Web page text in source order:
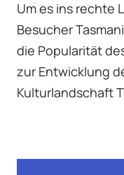
Um es ins rechte
Besucher
die Popularität
zur Entwicklung
Kulturlandschaft